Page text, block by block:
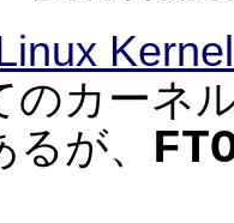
のカーネ
が、